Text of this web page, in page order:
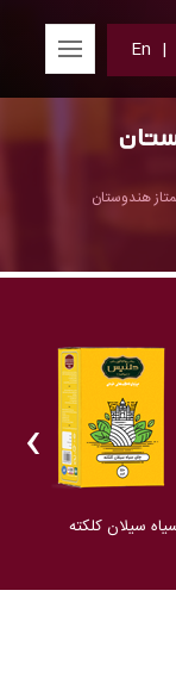
|
En
هندوستان
سیلان کلکته
‹